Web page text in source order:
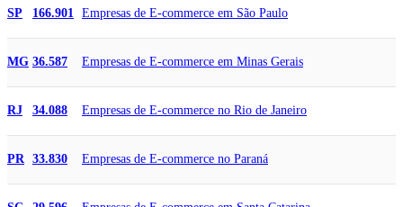
SP 166.901 Empresas de E-commerce em São Paulo
MG 36.587 Empresas de E-commerce em Minas Gerais
RJ 34.088 Empresas de E-commerce no Rio de Janeiro
PR 33.830 Empresas de E-commerce no Paraná